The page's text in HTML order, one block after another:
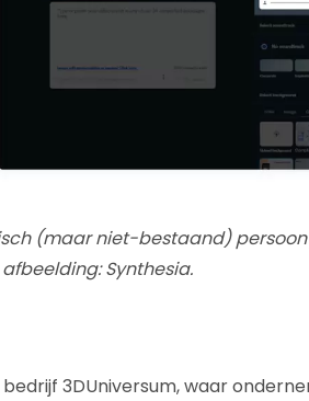
(maar niet-bestaand)
Synthesia.
3DUniversum, waar